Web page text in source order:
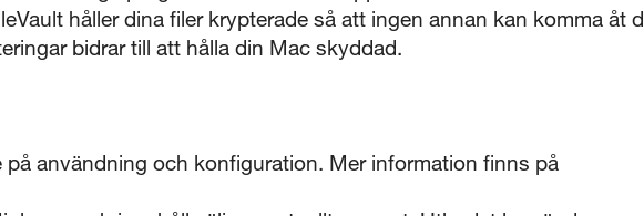
håller dina filer krypterade så att ingen annan kan komma åt
bidrar till att hålla din Mac skyddad.
på användning och konfiguration. Mer information finns på